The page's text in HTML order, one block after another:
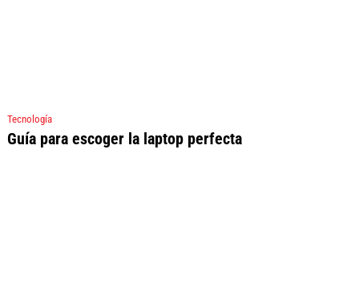
Tecnología
Guía para escoger la laptop perfecta